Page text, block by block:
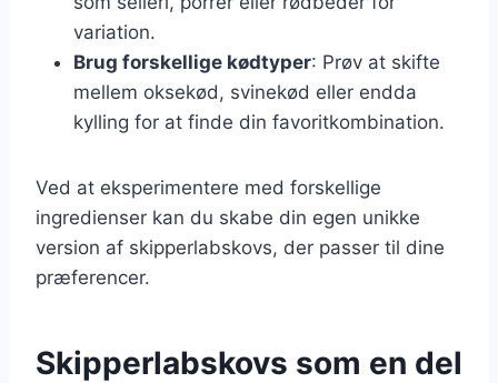
variation.
Brug forskellige kødtyper: Prøv at skifte
mellem oksekød, svinekød eller endda
kylling for at finde din favoritkombination.
Ved at eksperimentere med forskellige
ingredienser kan du skabe din egen unikke
version af skipperlabskovs, der passer til dine
præferencer.
Skipperlabskovs som en del